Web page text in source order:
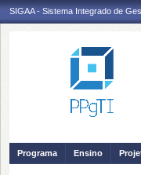
SIGAA - Sistema Integrado de
Programa Ensino